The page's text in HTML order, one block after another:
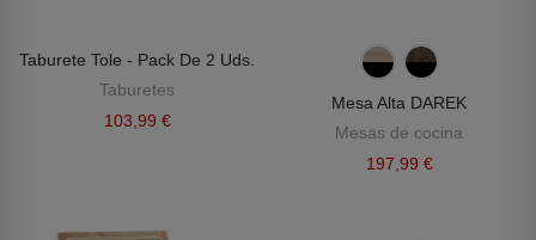
Taburete Tole - Pack De 2 Uds.
Taburetes
103,99 €
Mesa Alta DAREK
Mesas de cocina
197,99 €